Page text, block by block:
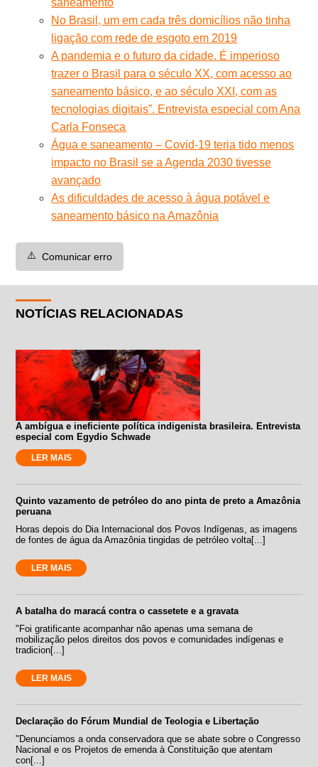
No Brasil, um em cada três domicílios não tinha
ligação com rede de esgoto em 2019
A pandemia e o futuro da cidade. É imperioso
trazer o Brasil para o século XX, com acesso ao
saneamento básico, e ao século XXI, com as
tecnologias digitais”. Entrevista especial com Ana
Carla Fonseca
Água e saneamento – Covid-19 teria tido menos
impacto no Brasil se a Agenda 2030 tivesse
avançado
As dificuldades de acesso à água potável e
saneamento básico na Amazônia
⚠️ Comunicar erro
NOTÍCIAS RELACIONADAS
A ambígua e ineficiente política indigenista brasileira. Entrevista
especial com Egydio Schwade
LER MAIS
Quinto vazamento de petróleo do ano pinta de preto a Amazônia
peruana
Horas depois do Dia Internacional dos Povos Indígenas, as imagens
de fontes de água da Amazônia tingidas de petróleo volta[...]
LER MAIS
A batalha do maracá contra o cassetete e a gravata
"Foi gratificante acompanhar não apenas uma semana de
mobilização pelos direitos dos povos e comunidades indígenas e
tradicion[...]
LER MAIS
Declaração do Fórum Mundial de Teologia e Libertação
"Denunciamos a onda conservadora que se abate sobre o Congresso
Nacional e os Projetos de emenda à Constituição que atentam
con[...]